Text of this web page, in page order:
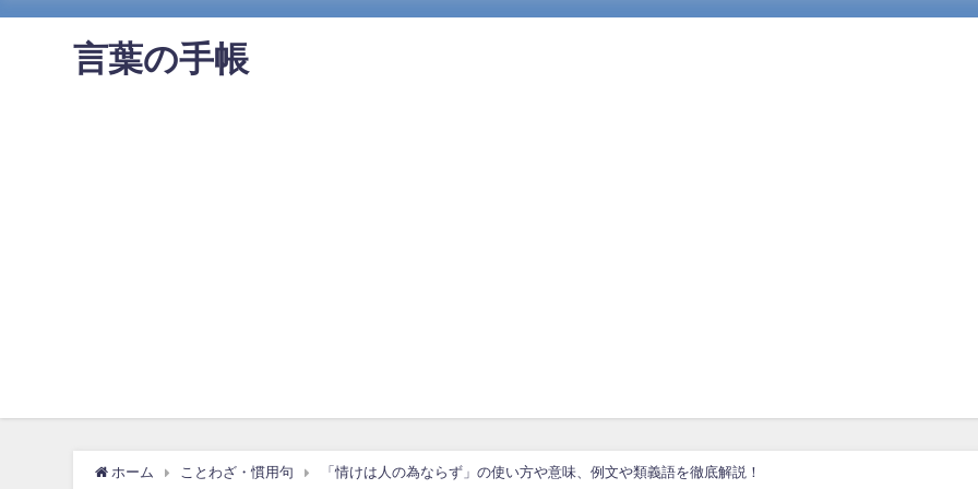
言葉の手帳
ホーム ことわざ・慣用句 「情けは人の為ならず」の使い方や意味、例文や類義語を徹底解説！